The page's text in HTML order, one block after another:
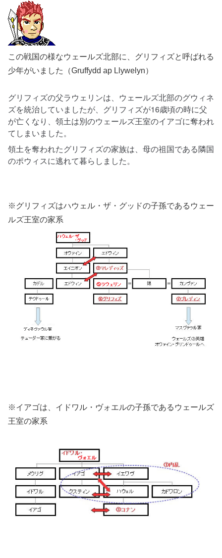
この戦国の様なウェールズ北部に、グリフィズと呼ばれる
少年がいました（Gruffydd ap Llywelyn）
グリフィズの父ラウェリンは、ウェールズ北部のグウィネ
ズを統治していましたが、グリフィズが16歳頃の時に父
が亡くなり、領土は別のウェールズ王室のイアゴに奪われ
てしまいました。
領土を奪われたグリフィズの家族は、母の祖国である隣国
のポウィスに逃れて暮らしました。
※グリフィズはハウェル・ザ・グッドの子孫であるウェー
ルズ王室の家系
※イアゴは、イドワル・ヴォエルの子孫であるウェールズ
王室の家系